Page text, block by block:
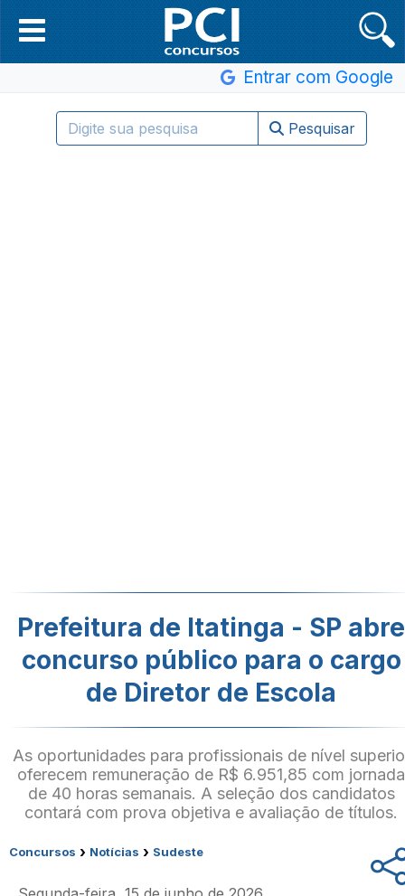
Entrar com Google
Pesquisar
Prefeitura de Itatinga - SP abre
concurso público para o cargo
de Diretor de Escola
As oportunidades para profissionais de nível
oferecem remuneração de R$ 6.951,85 com jornada
de 40 horas semanais. A seleção dos candidatos
contará com prova objetiva e avaliação de títulos.
Concursos › Notícias › Sudeste